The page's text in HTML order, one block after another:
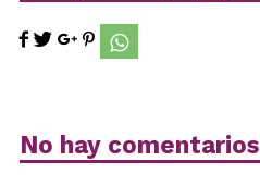
No hay comentarios